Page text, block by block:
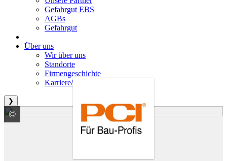
Gefahrgut EBS
AGBs
Gefahrgut
Über uns
Wir über uns
Standorte
Firmengeschichte
Karriere/Jobs
❯
© PCI Augsburg GmbH